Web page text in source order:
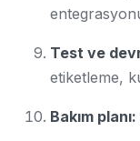
Test ve
etiketleme,
Bakım planı: